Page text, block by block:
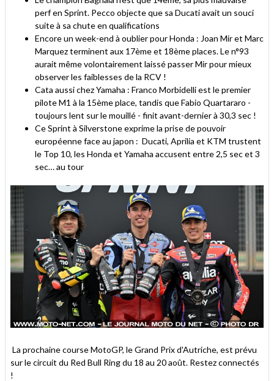
perf en Sprint. Pecco objecte que sa Ducati avait un souci
suite à sa chute en qualifications
Encore un week-end à oublier pour Honda : Joan Mir et Marc
Marquez terminent aux 17ème et 18ème places. Le n°93
aurait même volontairement laissé passer Mir pour mieux
observer les faiblesses de la RCV !
Cata aussi chez Yamaha : Franco Morbidelli est le premier
pilote M1 à la 15ème place, tandis que Fabio Quartararo -
toujours lent sur le mouillé - finit avant-dernier à 30,3 sec !
Ce Sprint à Silverstone exprime la prise de pouvoir
européenne face au japon : Ducati, Aprilia et KTM trustent
le Top 10, les Honda et Yamaha accusent entre 2,5 sec et 3
sec… au tour
La prochaine course MotoGP, le Grand Prix d'Autriche, est prévu
sur le circuit du Red Bull Ring du 18 au 20 août. Restez connectés
!